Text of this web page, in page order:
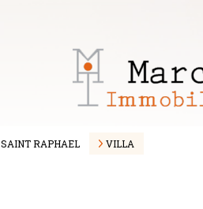
SAINT RAPHAEL VILLA